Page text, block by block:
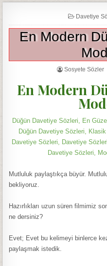
Davetiye
En Modern
Sosyete Sözler
En Modern
Düğün Davetiye Sözleri, En
Düğün Davetiye Sözleri,
Davetiye Sözleri, Davetiye
Davetiye Sözleri,
Mutluluk paylaştıkça büyür.
bekliyoruz.
Hazırlıkları uzun süren filmimiz
ne dersiniz?
Evet; Evet bu kelimeyi binlerce
paylaşmak istedik.